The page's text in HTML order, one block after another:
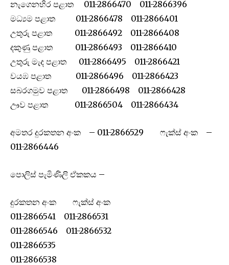
නැගෙනහිර පළාත 011-2866470 011-2866396
මධ්‍යම පළාත 011-2866478 011-2866401
උතුරු පළාත 011-2866492 011-2866408
දකුණු පළාත 011-2866493 011-2866410
උතුරු මැද පළාත 011-2866495 011-2866421
වයඹ පළාත 011-2866496 011-2866423
සබරගමුව පළාත 011-2866498 011-2866428
ඌව පළාත 011-2866504 011-2866434
අමතර දුරකතන අංක – 011-2866529 ෆැක්ස් අංක –
011-2866446
පොලිස් පැමිණිලි ඒකකය –
දුරකතන අංක ෆැක්ස් අංක
011-2866541 011-2866531
011-2866546 011-2866532
011-2866535
011-2866538